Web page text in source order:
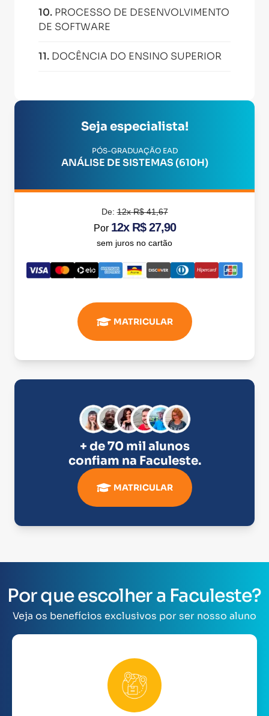
10. PROCESSO DE DESENVOLVIMENTO
DE SOFTWARE
11. DOCÊNCIA DO ENSINO SUPERIOR
Seja especialista!
PÓS-GRADUAÇÃO EAD
ANÁLISE DE SISTEMAS (610H)
De:12x R$ 41,67
Por 12x R$ 27,90
sem juros no cartão
MATRICULAR
+ de 70 mil alunos
confiam na Faculeste.
MATRICULAR
Por que escolher a Faculeste?
Veja os benefícios exclusivos por ser nosso aluno